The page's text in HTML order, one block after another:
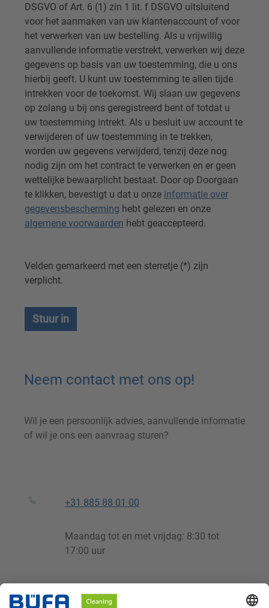
DSGVO of Art. 6 (1) zin 1 lit. f DSGVO uitsluitend
voor het aanmaken van uw klantenaccount of voor
het verwerken van uw bestelling. Als u vrijwillig
aanvullende informatie verstrekt, verwerken wij deze
gegevens op basis van uw toestemming, die u ons
hierbij geeft. U kunt uw toestemming te allen tijde
intrekken voor de toekomst. Wij slaan uw gegevens
op zolang u bij ons geregistreerd bent of totdat u
uw toestemming intrekt. Als u besluit uw account te
verwijderen of uw toestemming in te trekken,
worden uw gegevens verwijderd, tenzij deze nog
nodig zijn om het contract te verwerken en er geen
wettelijke bewaarplicht bestaat. Door op Doorgaan
te klikken, bevestigt u dat u onze informatie over
gegevensbescherming hebt gelezen en onze
algemene voorwaarden hebt geaccepteerd.
Velden gemarkeerd met een sterretje (*) zijn
verplicht.
Stuur in
Neem contact met ons op!
Wil je een persoonlijk advies, aanvullende informatie
of wil je ons een aanvraag sturen?
+31 885 88 01 00
Maandag tot en met vrijdag: 8:30 tot
17:00 uur